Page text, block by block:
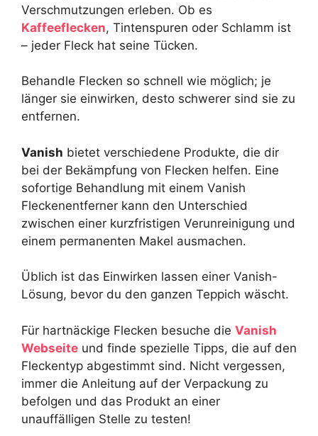
Verschmutzungen erleben. Ob es
Kaffeeflecken, Tintenspuren oder Schlamm ist
– jeder Fleck hat seine Tücken.
Behandle Flecken so schnell wie möglich; je
länger sie einwirken, desto schwerer sind sie zu
entfernen.
Vanish bietet verschiedene Produkte, die dir
bei der Bekämpfung von Flecken helfen. Eine
sofortige Behandlung mit einem Vanish
Fleckenentferner kann den Unterschied
zwischen einer kurzfristigen Verunreinigung und
einem permanenten Makel ausmachen.
Üblich ist das Einwirken lassen einer Vanish-
Lösung, bevor du den ganzen Teppich wäscht.
Für hartnäckige Flecken besuche die Vanish
Webseite und finde spezielle Tipps, die auf den
Fleckentyp abgestimmt sind. Nicht vergessen,
immer die Anleitung auf der Verpackung zu
befolgen und das Produkt an einer
unauffälligen Stelle zu testen!